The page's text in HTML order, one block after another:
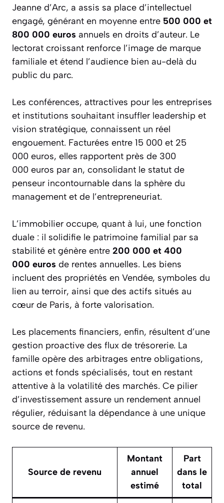
Jeanne d’Arc, a assis sa place d’intellectuel
engagé, générant en moyenne entre 500 000 et
800 000 euros annuels en droits d’auteur. Le
lectorat croissant renforce l’image de marque
familiale et étend l’audience bien au-delà du
public du parc.
Les conférences, attractives pour les entreprises
et institutions souhaitant insuffler leadership et
vision stratégique, connaissent un réel
engouement. Facturées entre 15 000 et 25
000 euros, elles rapportent près de 300
000 euros par an, consolidant le statut de
penseur incontournable dans la sphère du
management et de l’entrepreneuriat.
L’immobilier occupe, quant à lui, une fonction
duale : il solidifie le patrimoine familial par sa
stabilité et génère entre 200 000 et 400
000 euros de rentes annuelles. Les biens
incluent des propriétés en Vendée, symboles du
lien au terroir, ainsi que des actifs situés au
cœur de Paris, à forte valorisation.
Les placements financiers, enfin, résultent d’une
gestion proactive des flux de trésorerie. La
famille opère des arbitrages entre obligations,
actions et fonds spécialisés, tout en restant
attentive à la volatilité des marchés. Ce pilier
d’investissement assure un rendement annuel
régulier, réduisant la dépendance à une unique
source de revenu.
Source de revenu
Montant
annuel
estimé
Part
dans le
total